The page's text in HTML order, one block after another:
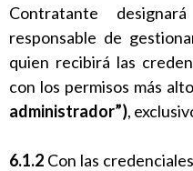
Contratante
responsable de
quien recibirá las
con los permisos más
administrador”),
6.1.2 Con las